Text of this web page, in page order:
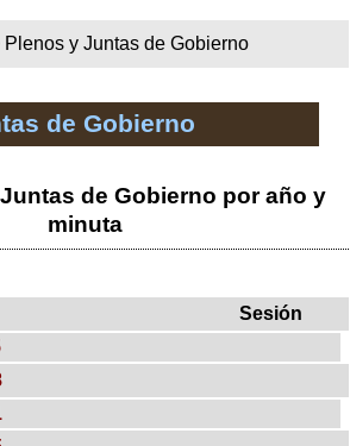
Plenos y Juntas de Gobierno
de Gobierno
de Gobierno por año y
minuta
Sesión